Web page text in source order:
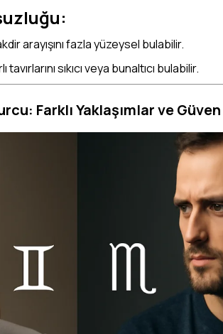
arayışını fazla yüzeysel bulabilir.
sıkıcı veya bunaltıcı bulabilir.
Farklı Yaklaşımlar ve